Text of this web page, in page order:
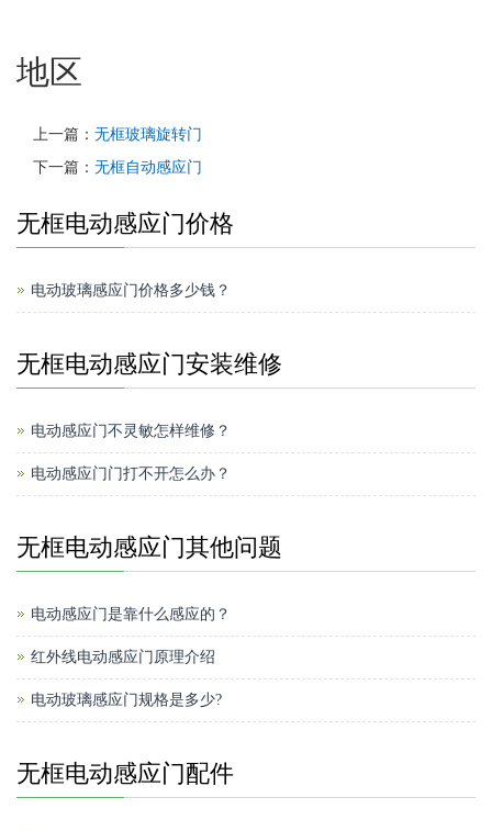
地区
上一篇： 无框玻璃旋转门
下一篇： 无框自动感应门
无框电动感应门价格
电动玻璃感应门价格多少钱？
无框电动感应门安装维修
电动感应门不灵敏怎样维修？
电动感应门门打不开怎么办？
无框电动感应门其他问题
电动感应门是靠什么感应的？
红外线电动感应门原理介绍
电动玻璃感应门规格是多少?
无框电动感应门配件